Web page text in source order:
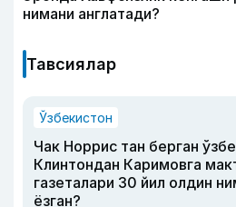
нимани англатади?
Тавсиялар
Ўзбекистон
Чак Норрис тан берган
Клинтондан Каримовга
газеталари 30 йил олдин
ёзган?